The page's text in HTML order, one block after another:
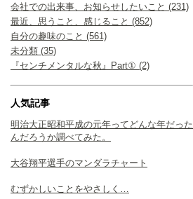
会社での出来事、お知らせしたいこと (231)
最近、思うこと、感じること (852)
自分の趣味のこと (561)
未分類 (35)
『センチメンタルな秋』Part① (2)
人気記事
明治大正昭和平成の元年ってどんな年だった
んだろうか調べてみた。
大谷翔平選手のマンダラチャート
むずかしいことをやさしく…